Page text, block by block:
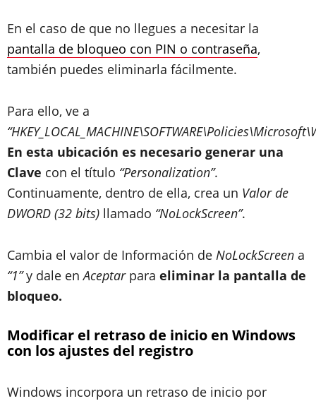
En el caso de que no llegues a necesitar la
pantalla de bloqueo con PIN o contraseña,
también puedes eliminarla fácilmente.
Para ello, ve a
En esta ubicación es necesario generar una
Clave con el título “Personalization”.
Continuamente, dentro de ella, crea un Valor de
DWORD (32 bits) llamado “NoLockScreen”.
Cambia el valor de Información de NoLockScreen a
“1”y dale enAceptar para eliminar la pantalla de
bloqueo.
Modificar el retraso de inicio en Windows
con los ajustes del registro
Windows incorpora un retraso de inicio por